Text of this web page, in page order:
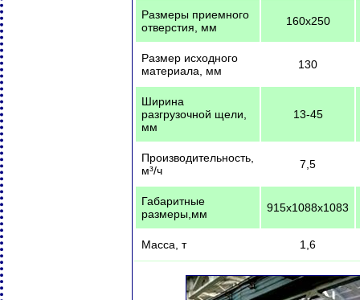
Размеры приемного
отверстия, мм
160х250
Размер исходного
материала, мм
130
Ширина
разгрузочной щели,
мм
13-45
Производительность,
м³/ч
7,5
Габаритные
размеры,мм
915х1088х1083
Масса, т 1,6